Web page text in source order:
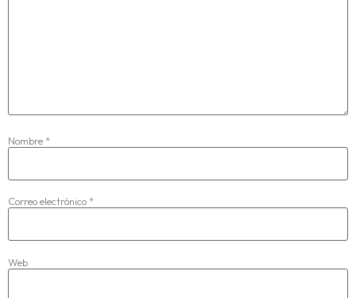
Nombre *
Correo electrónico *
Web